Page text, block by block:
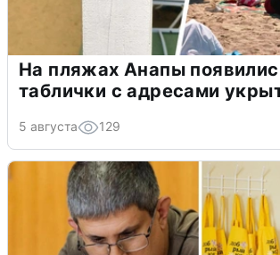
На пляжах Анапы
таблички с адресами
5 августа 129